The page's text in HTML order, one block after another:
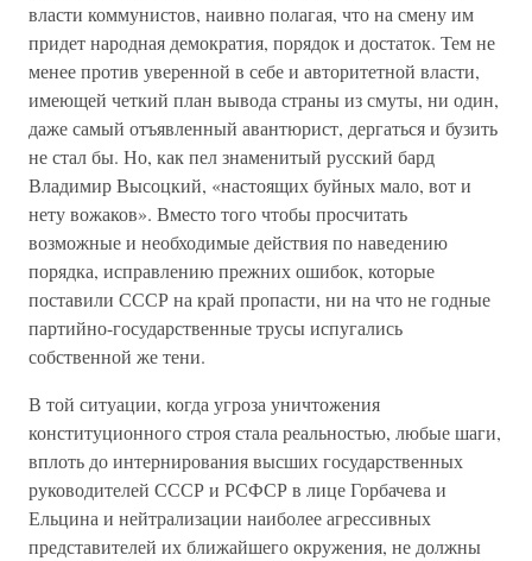
власти коммунистов, наивно полагая, что на смену им
придет народная демократия, порядок и достаток. Тем не
менее против уверенной в себе и авторитетной власти,
имеющей четкий план вывода страны из смуты, ни один,
даже самый отъявленный авантюрист, дергаться и бузить
не стал бы. Но, как пел знаменитый русский бард
Владимир Высоцкий, «настоящих буйных мало, вот и
нету вожаков». Вместо того чтобы просчитать
возможные и необходимые действия по наведению
порядка, исправлению прежних ошибок, которые
поставили СССР на край пропасти, ни на что не годные
партийно-государственные трусы испугались
собственной же тени.
В той ситуации, когда угроза уничтожения
конституционного строя стала реальностью, любые шаги,
вплоть до интернирования высших государственных
руководителей СССР и РСФСР в лице Горбачева и
Ельцина и нейтрализации наиболее агрессивных
представителей их ближайшего окружения, не должны